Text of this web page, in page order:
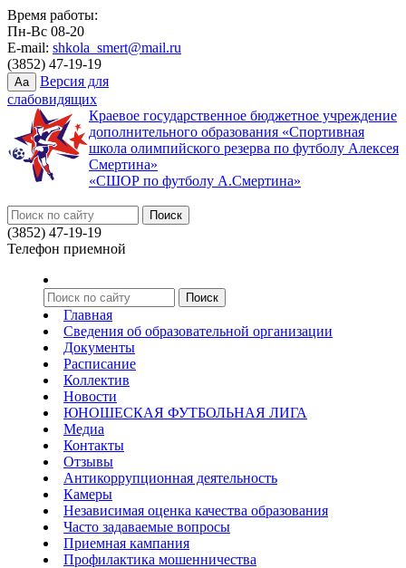
Время работы:
Пн-Вс 08-20
E-mail: shkola_smert@mail.ru
(3852) 47-19-19
Aa
Версия для
слабовидящих
Краевое государственное бюджетное учреждение
дополнительного образования «Спортивная
школа олимпийского резерва по футболу Алексея
Смертина»
«СШОР по футболу А.Смертина»
(3852) 47-19-19
Телефон приемной
Главная
Сведения об образовательной организации
Документы
Расписание
Коллектив
Новости
ЮНОШЕСКАЯ ФУТБОЛЬНАЯ ЛИГА
Медиа
Контакты
Отзывы
Антикоррупционная деятельность
Камеры
Независимая оценка качества образования
Часто задаваемые вопросы
Приемная кампания
Профилактика мошенничества